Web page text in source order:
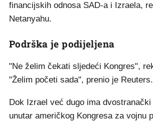
financijskih odnosa SAD-a i Izraela,
Netanyahu.
Podrška je podijeljena
"Ne želim čekati sljedeći Kongres",
"Želim početi sada", prenio je Reuters.
Dok Izrael već dugo ima
unutar američkog Kongresa za vojnu